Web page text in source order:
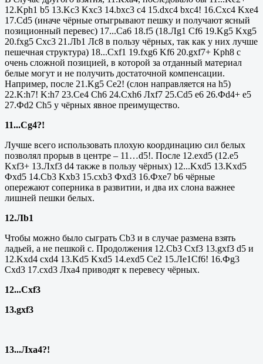
12.Kph1 b5 13.Kc3 Kxc3 14.bxc3 c4 15.dxc4 bxc4! 16.Cxc4 Kxe4
17.Cd5 (иначе чёрные отыгрывают пешку и получают ясный
позиционный перевес) 17...Ca6 18.f5 (18.Лg1 Cf6 19.Kg5 Kxg5
20.fxg5 Cxc3 21.Лb1 Лc8 в пользу чёрных, так как у них лучше
пешечная структура) 18...Cxf1 19.fxg6 Kf6 20.gxf7+ Kph8 с
очень сложной позицией, в которой за отданный материал
белые могут и не получить достаточной компенсации.
Например, после 21.Kg5 Ce2! (слон направляется на h5)
22.K:h7! K:h7 23.Ce4 Ch6 24.Cxh6 Лxf7 25.Cd5 e6 26.Фd4+ e5
27.Фd2 Ch5 у чёрных явное преимущество.
11...Cg4?!
Лучше всего использовать плохую координацию сил белых
позволял прорыв в центре – 11…d5!. После 12.exd5 (12.e5
Kxf3+ 13.Лxf3 d4 также в пользу чёрных) 12...Kxd5 13.Kxd5
Фxd5 14.Cb3 Kxb3 15.cxb3 Фxd3 16.Фxe7 b6 чёрные
опережают соперника в развитии, и два их слона важнее
лишней пешки белых.
12.Лb1
Чтобы можно было сыграть Cb3 и в случае размена взять
ладьей, а не пешкой с. Продолжения 12.Cb3 Cxf3 13.gxf3 d5 и
12.Kxd4 cxd4 13.Kd5 Kxd5 14.exd5 Ce2 15.Ле1Cf6! 16.Фg3
Cxd3 17.cxd3 Лxa4 приводят к перевесу чёрных.
12...Cxf3
13.gxf3
13...Лxa4?!